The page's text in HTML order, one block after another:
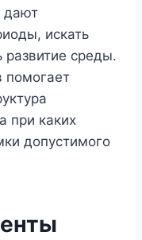
дают
искать
развитие среды.
помогает
при каких
допустимого